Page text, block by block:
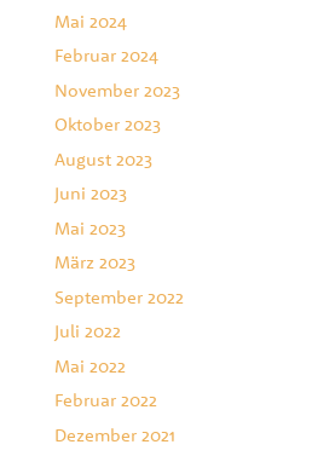
Mai 2024
Februar 2024
November 2023
Oktober 2023
August 2023
Juni 2023
Mai 2023
März 2023
September 2022
Juli 2022
Mai 2022
Februar 2022
Dezember 2021